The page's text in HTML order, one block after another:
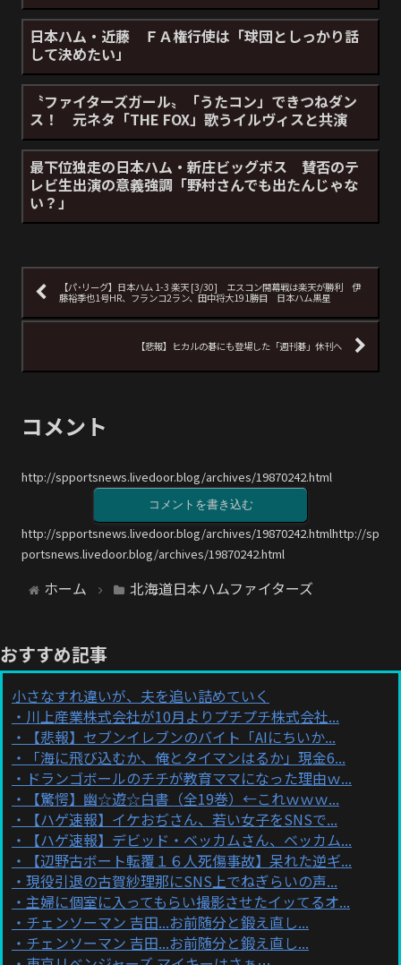
日本ハム・近藤 ＦＡ権行使は「球団としっかり話
して決めたい」
〝ファイターズガール〟「うたコン」できつねダン
ス！ 元ネタ「THE FOX」歌うイルヴィスと共演
最下位独走の日本ハム・新庄ビッグボス 賛否のテ
レビ生出演の意義強調「野村さんでも出たんじゃな
い？」
【パ･リーグ】日本ハム 1-3 楽天 [3/30] エスコン開幕戦は楽天が勝利 伊
藤裕季也1号HR、フランコ2ラン、田中将大191勝目 日本ハム黒星
【悲報】ヒカルの碁にも登場した「週刊碁」休刊へ
コメント
http://spportsnews.livedoor.blog/archives/19870242.html
コメントを書き込む
http://spportsnews.livedoor.blog/archives/19870242.htmlhttp://sp
portsnews.livedoor.blog/archives/19870242.html
ホーム 北海道日本ハムファイターズ
おすすめ記事
小さなすれ違いが、夫を追い詰めていく
川上産業株式会社が10月よりプチプチ株式会社...
【悲報】セブンイレブンのバイト「AIにちいか...
「海に飛び込むか、俺とタイマンはるか」現金6...
ドランゴボールのチチが教育ママになった理由ｗ...
【驚愕】幽☆遊☆白書（全19巻）←これｗｗｗ...
【ハゲ速報】イケおぢさん、若い女子をSNSで...
【ハゲ速報】デビッド・ベッカムさん、ベッカム...
【辺野古ボート転覆１６人死傷事故】呆れた逆ギ...
現役引退の古賀紗理那にSNS上でねぎらいの声...
主婦に個室に入ってもらい撮影させたイッてるオ...
チェンソーマン 吉田...お前随分と鍛え直し...
チェンソーマン 吉田...お前随分と鍛え直し...